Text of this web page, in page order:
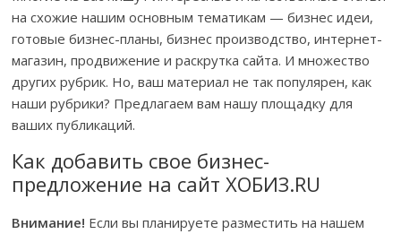
на схожие нашим основным тематикам — бизнес идеи,
готовые бизнес-планы, бизнес производство, интернет-
магазин, продвижение и раскрутка сайта. И множество
других рубрик. Но, ваш материал не так популярен, как
наши рубрики? Предлагаем вам нашу площадку для
ваших публикаций.
Как добавить свое бизнес-
предложение на сайт ХОБИЗ.RU
Внимание! Если вы планируете разместить на нашем